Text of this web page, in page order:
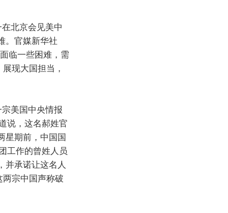
北京会见美中
。官媒新华社
临一些困难，需
现大国担当，
美国中央情报
说，这名郝姓官
星期前，中国国
工作的曾姓人员
并承诺让这名人
两宗中国声称破